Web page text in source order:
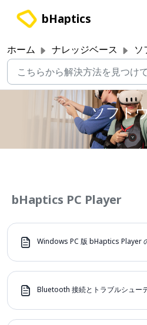
bHaptics
ホーム ナレッジベース ソ
ソフト
bHaptics PC Player
Windows PC 版 bHaptics Player
Bluetooth 接続とトラブルシュー